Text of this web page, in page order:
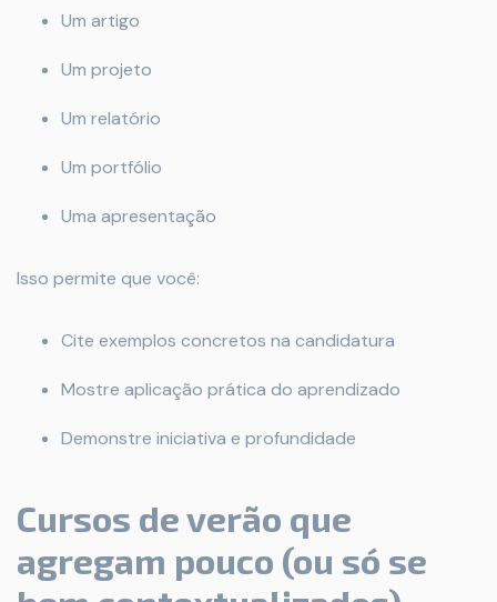
Um artigo
Um projeto
Um relatório
Um portfólio
Uma apresentação
Isso permite que você:
Cite exemplos concretos na candidatura
Mostre aplicação prática do aprendizado
Demonstre iniciativa e profundidade
Cursos de verão que
agregam pouco (ou só se